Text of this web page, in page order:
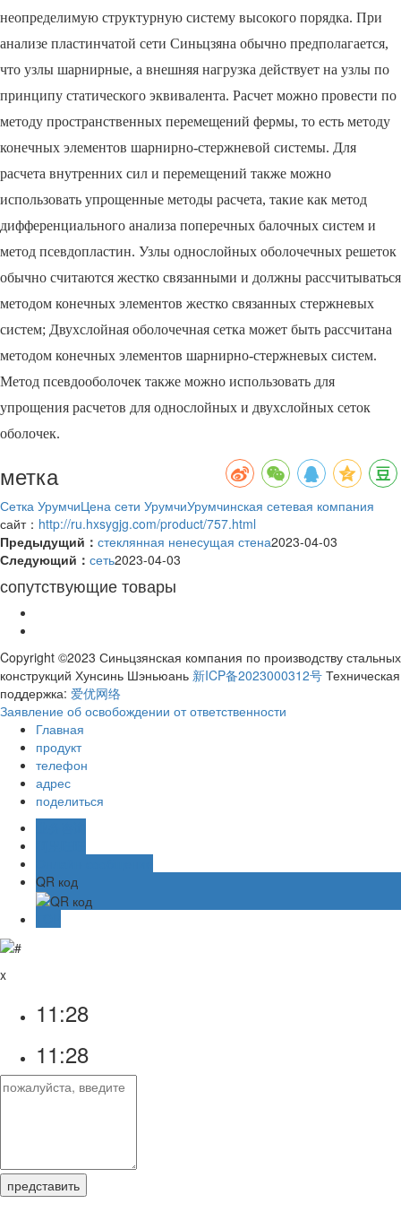
неопределимую структурную систему высокого порядка. При
анализе пластинчатой сети Синьцзяна обычно предполагается,
что узлы шарнирные, а внешняя нагрузка действует на узлы по
принципу статического эквивалента. Расчет можно провести по
методу пространственных перемещений фермы, то есть методу
конечных элементов шарнирно-стержневой системы. Для
расчета внутренних сил и перемещений также можно
использовать упрощенные методы расчета, такие как метод
дифференциального анализа поперечных балочных систем и
метод псевдопластин. Узлы однослойных оболочечных решеток
обычно считаются жестко связанными и должны рассчитываться
методом конечных элементов жестко связанных стержневых
систем; Двухслойная оболочечная сетка может быть рассчитана
методом конечных элементов шарнирно-стержневых систем.
Метод псевдооболочек также можно использовать для
упрощения расчетов для однослойных и двухслойных сеток
оболочек.
метка
Сетка УрумчиЦена сети УрумчиУрумчинская сетевая компания
сайт： http://ru.hxsygjg.com/product/757.html
Предыдущий： стеклянная ненесущая стена2023-04-03
Следующий： сеть2023-04-03
сопутствующие товары
Copyright ©2023 Синьцзянская компания по производству стальных
конструкций Хунсинь Шэньюань 新ICP备2023000312号 Техническая
поддержка: 爱优网络
Заявление об освобождении от ответственности
Главная
продукт
телефон
адрес
поделиться
QR код
x
11:28
11:28